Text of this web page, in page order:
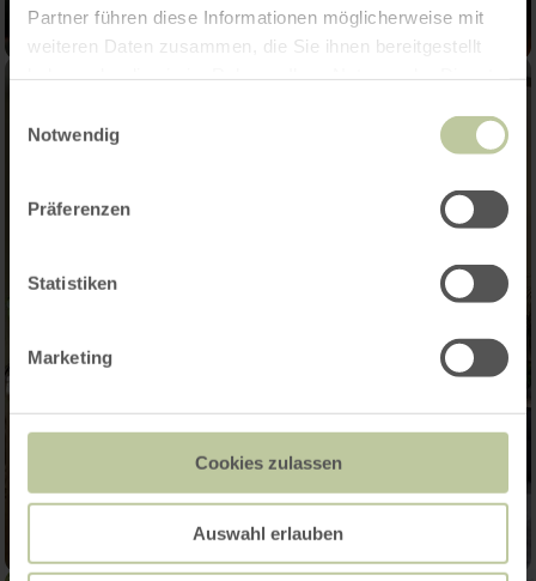
Partner führen diese Informationen möglicherweise mit
weiteren Daten zusammen, die Sie ihnen bereitgestellt
Notwendig
Präferenzen
Statistiken
Marketing
Cookies zulassen
Auswahl erlauben